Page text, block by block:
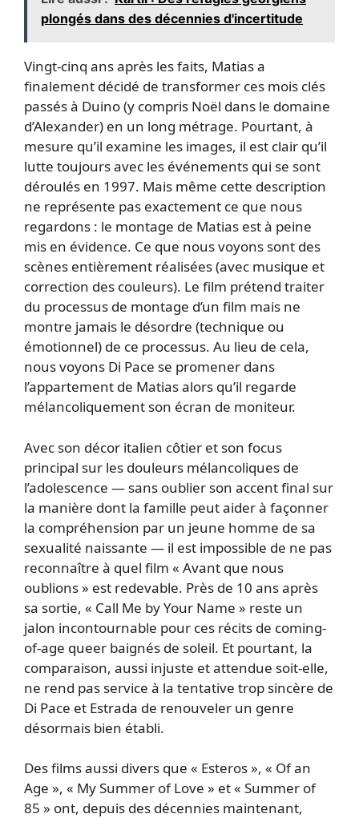
plongés dans des décennies d'incertitude
Vingt-cinq ans après les faits, Matias a
finalement décidé de transformer ces mois clés
passés à Duino (y compris Noël dans le domaine
d’Alexander) en un long métrage. Pourtant, à
mesure qu’il examine les images, il est clair qu’il
lutte toujours avec les événements qui se sont
déroulés en 1997. Mais même cette description
ne représente pas exactement ce que nous
regardons : le montage de Matias est à peine
mis en évidence. Ce que nous voyons sont des
scènes entièrement réalisées (avec musique et
correction des couleurs). Le film prétend traiter
du processus de montage d’un film mais ne
montre jamais le désordre (technique ou
émotionnel) de ce processus. Au lieu de cela,
nous voyons Di Pace se promener dans
l’appartement de Matias alors qu’il regarde
mélancoliquement son écran de moniteur.
Avec son décor italien côtier et son focus
principal sur les douleurs mélancoliques de
l’adolescence — sans oublier son accent final sur
la manière dont la famille peut aider à façonner
la compréhension par un jeune homme de sa
sexualité naissante — il est impossible de ne pas
reconnaître à quel film « Avant que nous
oublions » est redevable. Près de 10 ans après
sa sortie, « Call Me by Your Name » reste un
jalon incontournable pour ces récits de coming-
of-age queer baignés de soleil. Et pourtant, la
comparaison, aussi injuste et attendue soit-elle,
ne rend pas service à la tentative trop sincère de
Di Pace et Estrada de renouveler un genre
désormais bien établi.
Des films aussi divers que « Esteros », « Of an
Age », « My Summer of Love » et « Summer of
85 » ont, depuis des décennies maintenant,